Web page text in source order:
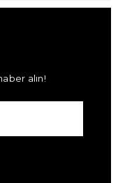
alın!